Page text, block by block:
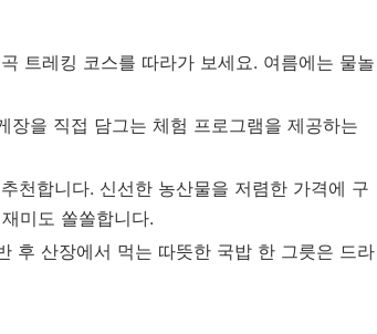
트레킹 코스를 따라가 보세요. 여름에는 물놀
장을 직접 담그는 체험 프로그램을 제공하는
천합니다. 신선한 농산물을 저렴한 가격에 구
미도 쏠쏠합니다.
후 산장에서 먹는 따뜻한 국밥 한 그릇은 드라